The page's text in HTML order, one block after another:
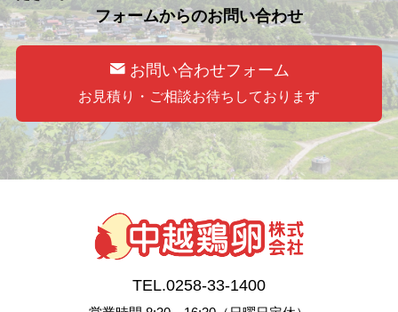
フォームからのお問い合わせ
お問い合わせフォーム
お見積り・ご相談お待ちしております
TEL.0258-33-1400